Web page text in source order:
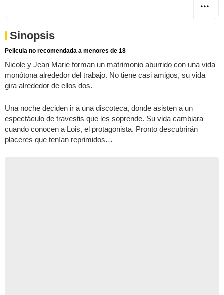
Sinopsis
Pelicula no recomendada a menores de 18
Nicole y Jean Marie forman un matrimonio aburrido con una vida
monótona alrededor del trabajo. No tiene casi amigos, su vida
gira alrededor de ellos dos.
Una noche deciden ir a una discoteca, donde asisten a un
espectáculo de travestis que les soprende. Su vida cambiara
cuando conocen a Lois, el protagonista. Pronto descubrirán
placeres que tenían reprimidos…